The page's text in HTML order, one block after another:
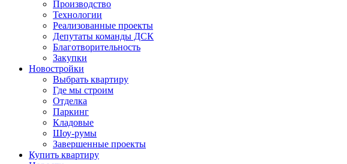
Производство
Технологии
Реализованные проекты
Депутаты команды ДСК
Благотворительность
Закупки
Новостройки
Выбрать квартиру
Где мы строим
Отделка
Паркинг
Кладовые
Шоу-румы
Завершенные проекты
Купить квартиру